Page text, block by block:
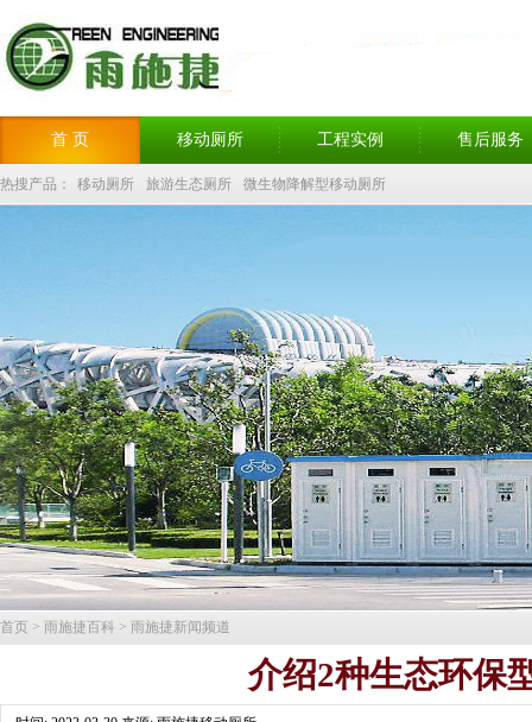
首 页 移动厕所 工程实例 售后服务
热搜产品： 移动厕所 旅游生态厕所 微生物降解型移动厕所
首页 > 雨施捷百科 > 雨施捷新闻频道
介绍2种生态环保